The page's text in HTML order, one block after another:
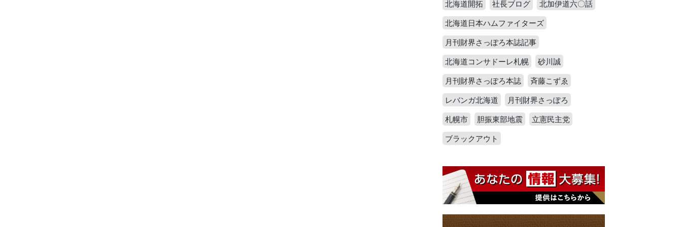
北海道開拓 社長ブログ
北加伊道六〇話
北海道日本ハムファイターズ
月刊財界さっぽろ本誌記事
北海道コンサドーレ札幌
砂川誠
月刊財界さっぽろ本誌
斉藤こずゑ
レバンガ北海道
月刊財界さっぽろ
札幌市
胆振東部地震
立憲民主党
ブラックアウト